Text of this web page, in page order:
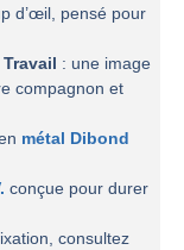
d’œil, pensé pour
: une image
compagnon et
métal Dibond
conçue pour durer
consultez